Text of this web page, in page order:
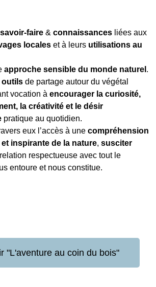
savoir-faire & connaissances liées aux
locales et à leurs utilisations au
approche sensible du monde naturel .
outils de partage autour du végétal
vocation à encourager la curiosité,
la créativité et le désir
pratique au quotidien.
eux l’accès à une compréhension
inspirante de la nature, susciter
relation respectueuse avec tout le
entoure et nous constitue.
"L'aventure au coin du bois"